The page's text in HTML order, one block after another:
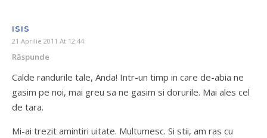
ISIS
21 Aprilie 2011 At 12:44
Răspunde
Calde randurile tale, Anda! Intr-un timp in care de-abia ne
gasim pe noi, mai greu sa ne gasim si dorurile. Mai ales cel
de tara.
Mi-ai trezit amintiri uitate. Multumesc. Si stii, am ras cu